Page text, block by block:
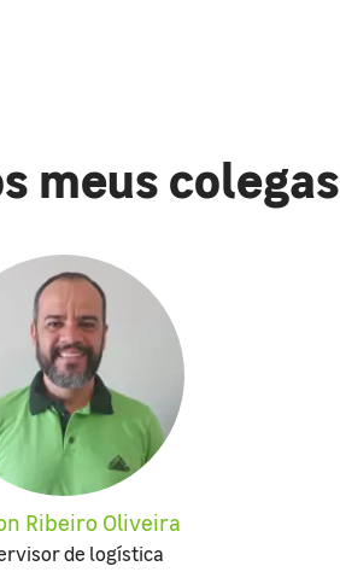
meus colegas
Ribeiro Oliveira
de logística